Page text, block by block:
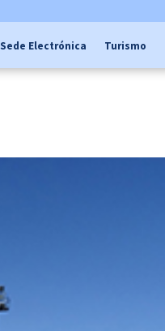
Sede Electrónica Turismo